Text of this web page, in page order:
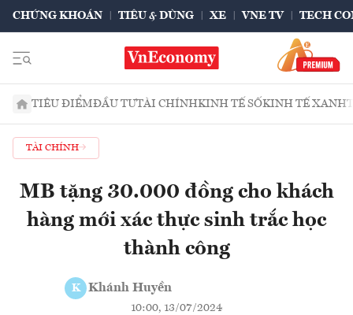
CHỨNG KHOÁN TIÊU & DÙNG XE VNE TV TECH
TIÊU ĐIỂMĐẦU TƯTÀI CHÍNHKINH TẾ SỐKINH TẾ XANH
TÀI CHÍNH
MB tặng 30.000 đồng cho khách
hàng mới xác thực sinh trắc học
thành công
K Khánh Huyền
10:00, 13/07/2024